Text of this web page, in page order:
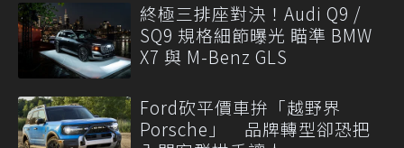
終極三排座對決！Audi Q9 /
SQ9 規格細節曝光 瞄準 BMW
X7 與 M-Benz GLS
Ford砍平價車拚「越野界
Porsche」 品牌轉型卻恐把